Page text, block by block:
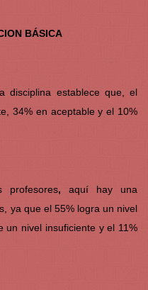
BÁSICA
disciplina establece que, el
34% en aceptable y el 10%
profesores,aquí hay una
ya que el 55% logra un nivel
un nivel insuficiente y el 11%